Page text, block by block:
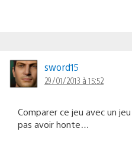
sword15
29/01/2013 à 15:52
Comparer ce jeu avec un
pas avoir honte…